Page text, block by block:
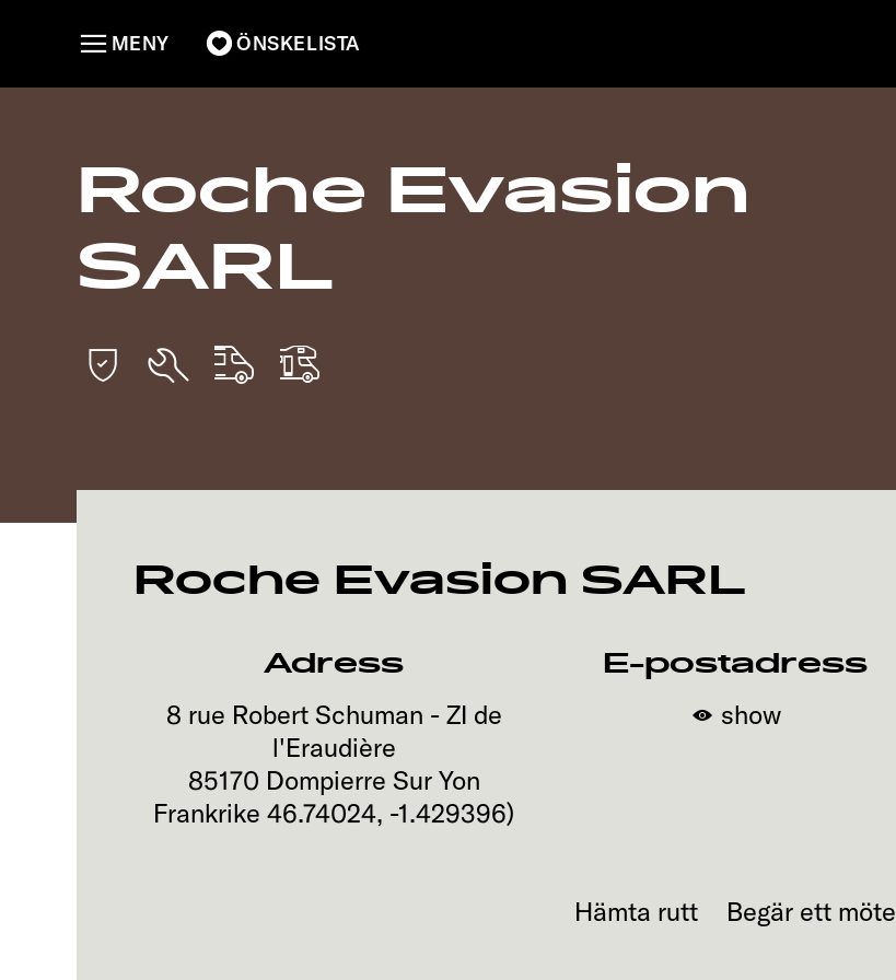
ÖNSKELISTA
MENY
Roche Evasion
SARL
Roche Evasion SARL
Adress
8 rue Robert Schuman - ZI de
l'Eraudière
85170 Dompierre Sur Yon
Frankrike 46.74024, -1.429396)
E-postadress
show
Hämta rutt Begär ett möte